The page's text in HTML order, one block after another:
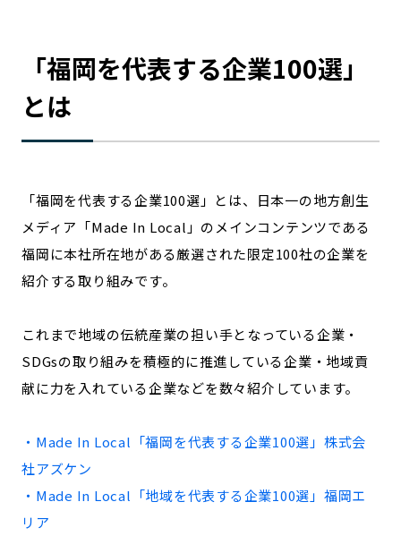
MILCプロジェクト
Sporkle
「人」から探す
記事ライター アンバサダー
お問い合わせ 会社概要
「福岡を代表する企業100選」
とは
「福岡を代表する企業100選」とは、日本一の地方創生
メディア「Made In Local」のメインコンテンツである
福岡に本社所在地がある厳選された限定100社の企業を
紹介する取り組みです。
これまで地域の伝統産業の担い手となっている企業・
SDGsの取り組みを積極的に推進している企業・地域貢
献に力を入れている企業などを数々紹介しています。
・Made In Local「福岡を代表する企業100選」 株式会
社アズケン
・Made In Local「地域を代表する企業100選」 福岡エ
リア